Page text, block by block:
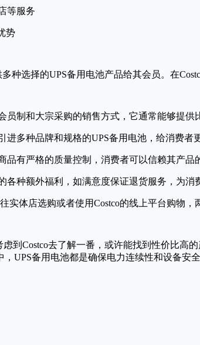
等服务
势
种选择的UPS备用电池产品给其会员。在
员制和大宗采购的销售方式，它通常能够提供
进多种品牌和规格的UPS备用电池，给消费者
品有严格的质量控制，消费者可以信赖其产品
各种额外福利，如满意度保证退货服务，为消
实体店选购或者使用Costco的线上平台购物，
到Costco去了解一番，或许能找到性价比
UPS备用电池都是确保电力连续性和设备安